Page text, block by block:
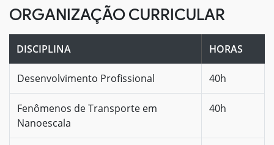
ORGANIZAÇÃO CURRICULAR
DISCIPLINA HORAS
Desenvolvimento Profissional 40h
Fenômenos de Transporte em
Nanoescala
40h